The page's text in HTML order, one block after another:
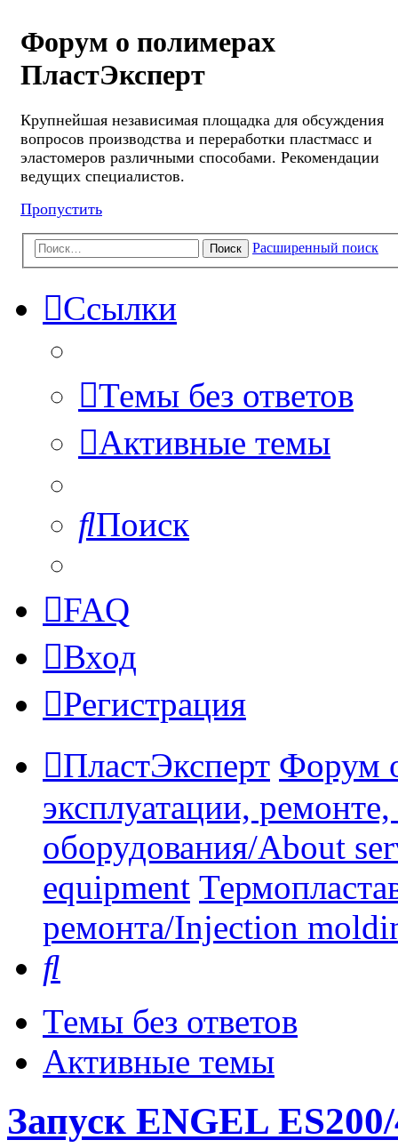
Форум о полимерах
ПластЭксперт
Крупнейшая независимая площадка для обсуждения
вопросов производства и переработки пластмасс и
эластомеров различными способами. Рекомендации
ведущих специалистов.
Пропустить
Поиск Расширенный поиск
Ссылки
Темы без ответов
Активные темы
Поиск
FAQ
Вход
Регистрация
ПластЭксперт Форум
эксплуатации,
оборудования/About
equipment
ремонта/Injection
Темы без ответов
Активные темы
Запуск ENGEL